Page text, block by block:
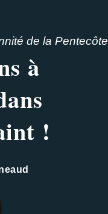
de la Pentecôte
à
!